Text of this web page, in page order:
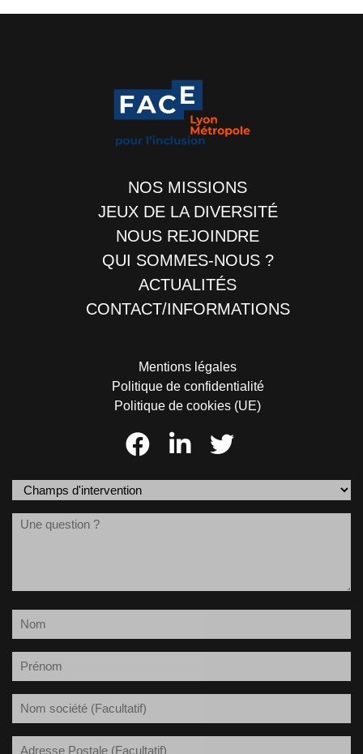
NOS MISSIONS
JEUX DE LA DIVERSITÉ
NOUS REJOINDRE
QUI SOMMES-NOUS ?
ACTUALITÉS
CONTACT/INFORMATIONS
Mentions légales
Politique de confidentialité
Politique de cookies (UE)
(Nécessaire)
(Nécessaire)